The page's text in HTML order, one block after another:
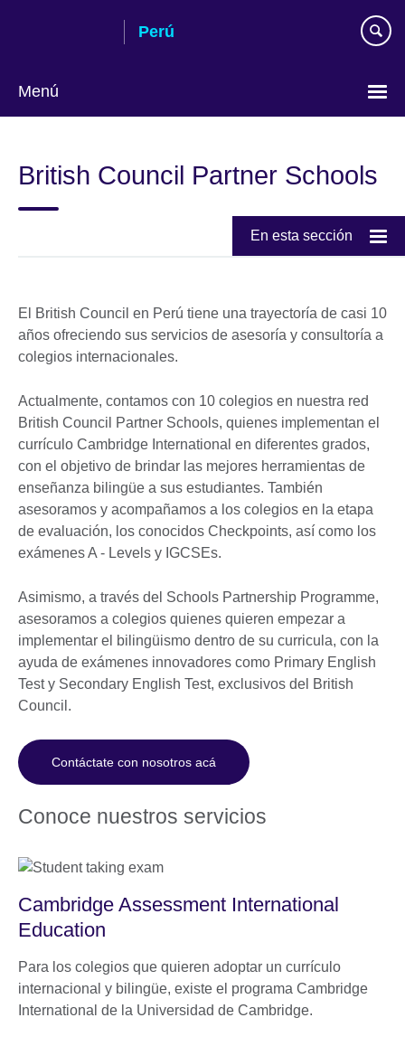
Perú
Menú
language
British Council Partner Schools
En esta sección
El British Council en Perú tiene una trayectoría de casi 10
años ofreciendo sus servicios de asesoría y consultoría a
colegios internacionales.
Actualmente, contamos con 10 colegios en nuestra red
British Council Partner Schools, quienes implementan el
currículo Cambridge International en diferentes grados,
con el objetivo de brindar las mejores herramientas de
enseñanza bilingüe a sus estudiantes. También
asesoramos y acompañamos a los colegios en la etapa
de evaluación, los conocidos Checkpoints, así como los
exámenes A - Levels y IGCSEs.
Asimismo, a través del Schools Partnership Programme,
asesoramos a colegios quienes quieren empezar a
implementar el bilingüismo dentro de su curricula, con la
ayuda de exámenes innovadores como Primary English
Test y Secondary English Test, exclusivos del British
Council.
Contáctate con nosotros acá
Conoce nuestros servicios
Cambridge Assessment International
Education
Para los colegios que quieren adoptar un currículo
internacional y bilingüe, existe el programa Cambridge
International de la Universidad de Cambridge.